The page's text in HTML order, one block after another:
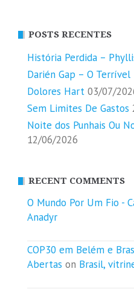
POSTS RECENTES
História Perdida –
Darién Gap – O Terrível
Dolores Hart 03/07/
Sem Limites De Gastos
Noite dos Punhais Ou
12/06/2026
RECENT COMMENTS
O Mundo Por Um Fio -
Anadyr
COP30 em Belém e
Abertas on Brasil,